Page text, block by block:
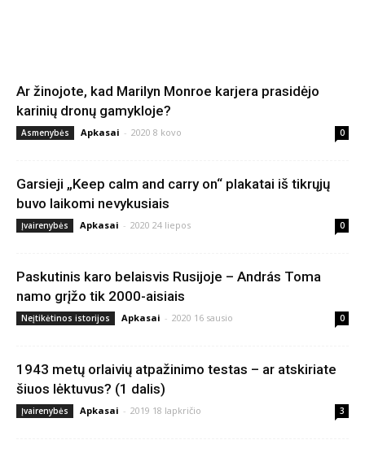
Ar žinojote, kad Marilyn Monroe karjera prasidėjo
karinių dronų gamykloje?
Asmenybės Apkasai - 2020 8 kovo 0
Garsieji „Keep calm and carry on“ plakatai iš tikrųjų
buvo laikomi nevykusiais
Įvairenybės Apkasai - 2020 24 liepos 0
Paskutinis karo belaisvis Rusijoje – András Toma
namo grįžo tik 2000-aisiais
Neįtikėtinos istorijos Apkasai - 2020 16 sausio 0
1943 metų orlaivių atpažinimo testas – ar atskiriate
šiuos lėktuvus? (1 dalis)
Įvairenybės Apkasai - 2019 18 lapkričio 3